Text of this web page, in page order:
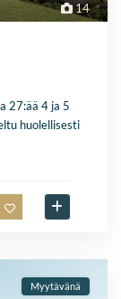
14
27:ää 4 ja 5
huolellisesti
Myytävänä